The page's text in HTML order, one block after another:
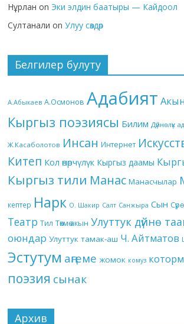
Нұрлан on Эки элдин баатыры — Кайдоол
Султанали onУлуу сөздөр
Белгилер булуту
А.Абыкаев А.Осмонов Адабият Акын
Кыргыз поэзиясы Билим Дүйнөлүк
Ж.Касаболотов Инсан Интернет
Китеп Кол өнөрчүлүк Кыргыз даамы
Кыргыз тили Манас Манасчылар
кептер Нарк О. Шакир Салт Санжыра Сын
Театр Тил Төкмө акын Улуттук дүйнө
оюндар Улуттук тамак-аш Ч. Айтматов
Эстутум аңгеме жомок комуз
поэзия сынак
Архив